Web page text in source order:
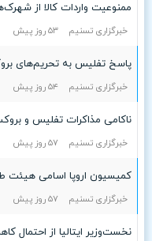
خبرگزاری تسنیم ۵٣ روز پیش
خبرگزاری تسنیم ۵۴ روز پیش
ناکامی مذاکرات تفلیس و
خبرگزاری تسنیم ۵۷ روز پیش
خبرگزاری تسنیم ۵۷ روز پیش
نخست‌وزیر ایتالیا از